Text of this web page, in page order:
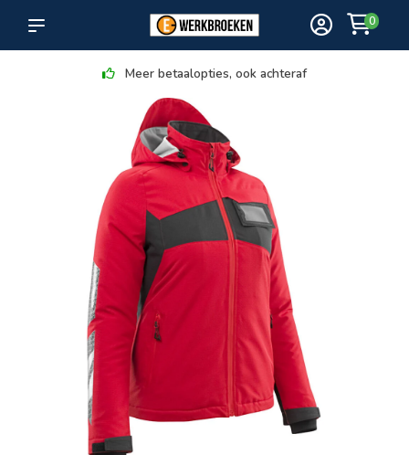
0
Meer betaalopties, ook achteraf